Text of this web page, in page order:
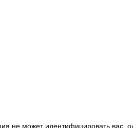
может идентифицировать вас,